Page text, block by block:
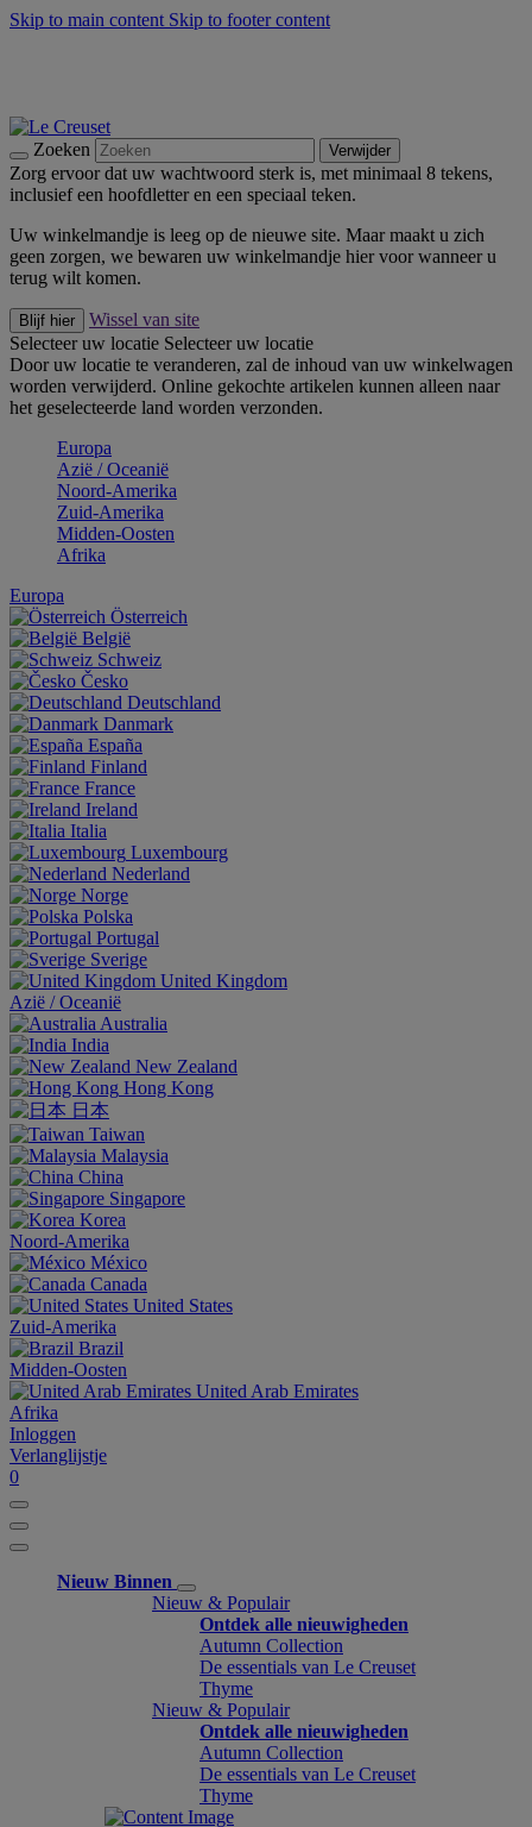
Skip to main content Skip to footer content
Zoeken Verwijder
Zorg ervoor dat uw wachtwoord sterk is, met minimaal 8 tekens,
inclusief een hoofdletter en een speciaal teken.
Uw winkelmandje is leeg op de nieuwe site. Maar maakt u zich
geen zorgen, we bewaren uw winkelmandje hier voor wanneer u
terug wilt komen.
Blijf hier
Wissel van site
Selecteer uw locatie Selecteer uw locatie
Door uw locatie te veranderen, zal de inhoud van uw winkelwagen
worden verwijderd. Online gekochte artikelen kunnen alleen naar
het geselecteerde land worden verzonden.
Europa
Aziё / Oceaniё
Noord-Amerika
Zuid-Amerika
Midden-Oosten
Afrika
Europa
Österreich
België
Schweiz
Česko
Deutschland
Danmark
España
Finland
France
Ireland
Italia
Luxembourg
Nederland
Norge
Polska
Portugal
Sverige
United Kingdom
Aziё / Oceaniё
Australia
India
New Zealand
Hong Kong
日本
Taiwan
Malaysia
China
Singapore
Korea
Noord-Amerika
México
Canada
United States
Zuid-Amerika
Brazil
Midden-Oosten
United Arab Emirates
Afrika
Inloggen
Verlanglijstje
0
Nieuw Binnen
Nieuw & Populair
Ontdek alle nieuwigheden
Autumn Collection
De essentials van Le Creuset
Thyme
Nieuw & Populair
Ontdek alle nieuwigheden
Autumn Collection
De essentials van Le Creuset
Thyme